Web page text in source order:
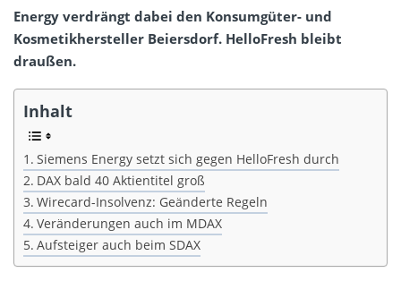
Energy verdrängt dabei den Konsumgüter- und
Kosmetikhersteller Beiersdorf. HelloFresh bleibt
draußen.
Inhalt
Siemens Energy setzt sich gegen HelloFresh durch
DAX bald 40 Aktientitel groß
Wirecard-Insolvenz: Geänderte Regeln
Veränderungen auch im MDAX
Aufsteiger auch beim SDAX